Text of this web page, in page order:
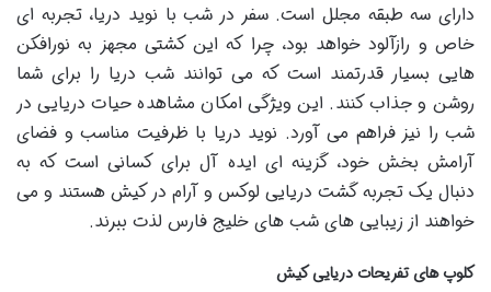
دارای سه طبقه مجلل است. سفر در شب با نوید دریا، تجربه ای
خاص و رازآلود خواهد بود، چرا که این کشتی مجهز به نورافکن
هایی بسیار قدرتمند است که می توانند شب دریا را برای شما
روشن و جذاب کنند. این ویژگی امکان مشاهده حیات دریایی در
شب را نیز فراهم می آورد. نوید دریا با ظرفیت مناسب و فضای
آرامش بخش خود، گزینه ای ایده آل برای کسانی است که به
دنبال یک تجربه گشت دریایی لوکس و آرام در کیش هستند و می
خواهند از زیبایی های شب های خلیج فارس لذت ببرند.
کلوپ های تفریحات دریایی کیش